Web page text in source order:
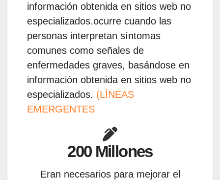
información obtenida en sitios web no
especializados.ocurre cuando las
personas interpretan síntomas
comunes como señales de
enfermedades graves, basándose en
información obtenida en sitios web no
especializados. (LÍNEAS
EMERGENTES
200 Millones
Eran necesarios para mejorar el